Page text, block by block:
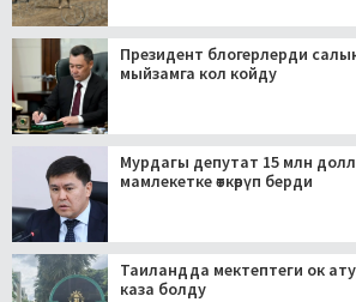
Президент блогерлерди
мыйзамга кол койду
Мурдагы депутат 15 млн
мамлекетке өткөрүп берди
Таиландда мектептеги ок
каза болду